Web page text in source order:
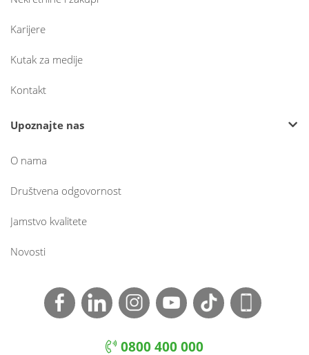
Karijere
Kutak za medije
Kontakt
Upoznajte nas
O nama
Društvena odgovornost
Jamstvo kvalitete
Novosti
0800 400 000